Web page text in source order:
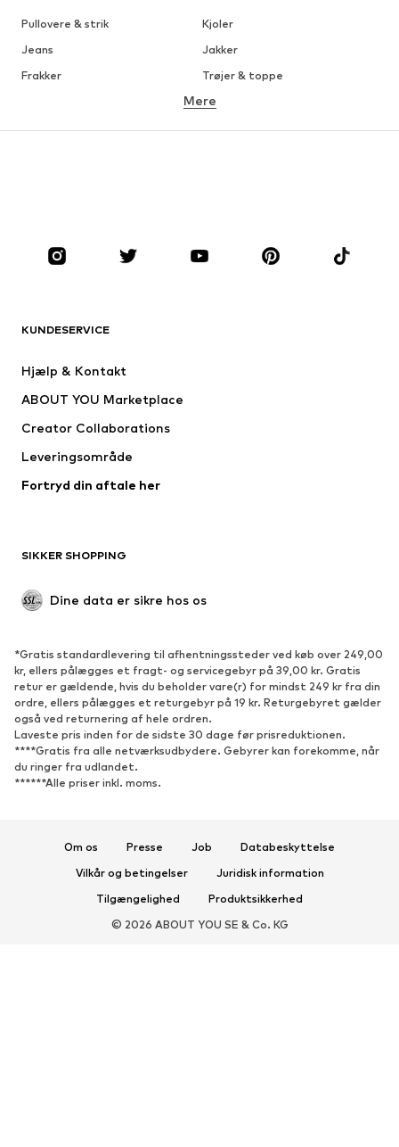
Pullovere & strik
Kjoler
Jeans
Jakker
Frakker
Trøjer & toppe
Undertøj
Nederdele
Bluser & tunikaer
Tilbehør
Premium
Nyheder
Undertøj
Frakker
Badetøj
Upcycled mode
Nyheder
Trending
Sneakers
Ankelstøvler
Pumps & høje hæle
Støvler
Sandaler
Lave sko
Sportssko
Sportstyper
Sportsrygsække & tasker
Mere
KUNDESERVICE
Hjælp & Kontakt
ABOUT YOU Marketplace
Creator Collaborations
Leveringsområde
Fortryd din aftale her
SIKKER SHOPPING
Dine data er sikre hos os
*Gratis standardlevering til afhentningssteder ved køb over 249,00
kr, ellers pålægges et fragt- og servicegebyr på 39,00 kr. Gratis
retur er gældende, hvis du beholder vare(r) for mindst 249 kr fra din
ordre, ellers pålægges et returgebyr på 19 kr. Returgebyret gælder
også ved returnering af hele ordren.
Laveste pris inden for de sidste 30 dage før prisreduktionen.
****Gratis fra alle netværksudbydere. Gebyrer kan forekomme, når
du ringer fra udlandet.
******Alle priser inkl. moms.
Om os Presse Job
Databeskyttelse
Vilkår og betingelser
Juridisk information
Tilgængelighed
Produktsikkerhed
© 2026 ABOUT YOU SE & Co. KG